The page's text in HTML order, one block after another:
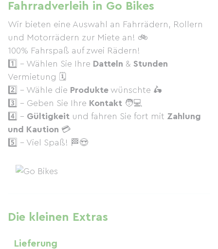
Fahrradverleih in Go Bikes
Wir bieten eine Auswahl an Fahrrädern, Rollern
und Motorrädern zur Miete an! 🚲
100% Fahrspaß auf zwei Rädern!
1️⃣ - Wählen Sie Ihre Datteln & Stunden
Vermietung 🗓
2️⃣ - Wähle die Produkte wünschte 🛵
3️⃣ - Geben Sie Ihre Kontakt 🧑💻
4️⃣ - Gültigkeit und fahren Sie fort mit Zahlung
und Kaution 💳
5️⃣ - Viel Spaß! 🏁😍
Die kleinen Extras
Lieferung